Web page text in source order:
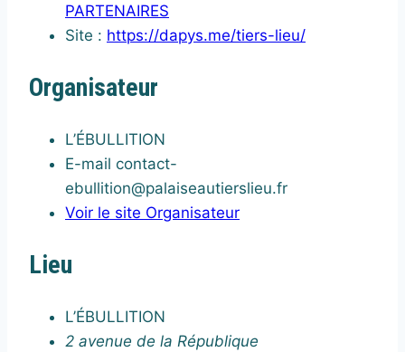
PARTENAIRES
Site : https://dapys.me/tiers-lieu/
Organisateur
L’ÉBULLITION
E-mail contact-
ebullition@palaiseautierslieu.fr
Voir le site Organisateur
Lieu
L’ÉBULLITION
2 avenue de la République